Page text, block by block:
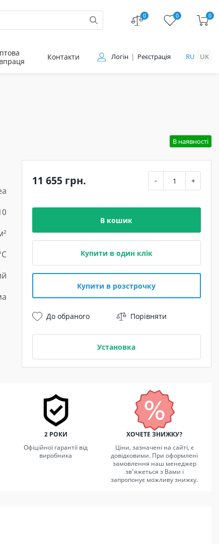
0 0 0
Контакти Логін Реєстрація RU UK
В наявності
11 655 грн. - +
В кошик
Купити в один клік
Купити в розстрочку
До обраного Порівняти
Установка
2 РОКИ
Офіційної гарантії від
виробника
ХОЧЕТЕ ЗНИЖКУ?
Ціни, зазначені на сайті, є
довідковими. При оформлені
замовлення наш менеджер
зв'яжеться з Вами і
запропонує можливу знижку.